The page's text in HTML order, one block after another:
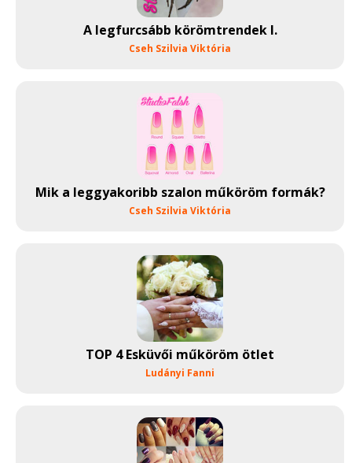
A legfurcsább körömtrendek I.
Cseh Szilvia Viktória
Mik a leggyakoribb szalon műköröm formák?
Cseh Szilvia Viktória
TOP 4 Esküvői műköröm ötlet
Ludányi Fanni